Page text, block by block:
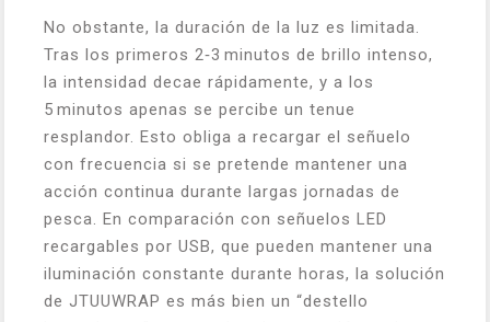
No obstante, la duración de la luz es limitada.
Tras los primeros 2‑3 minutos de brillo intenso,
la intensidad decae rápidamente, y a los
5 minutos apenas se percibe un tenue
resplandor. Esto obliga a recargar el señuelo
con frecuencia si se pretende mantener una
acción continua durante largas jornadas de
pesca. En comparación con señuelos LED
recargables por USB, que pueden mantener una
iluminación constante durante horas, la solución
de JTUUWRAP es más bien un “destello